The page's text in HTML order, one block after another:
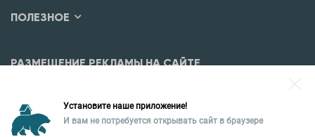
ПОЛЕЗНОЕ
РАЗМЕЩЕНИЕ РЕКЛАМЫ НА САЙТЕ
Уральская палата недвижимости
Установите наше приложение!
И вам не потребуется открывать сайт в браузере